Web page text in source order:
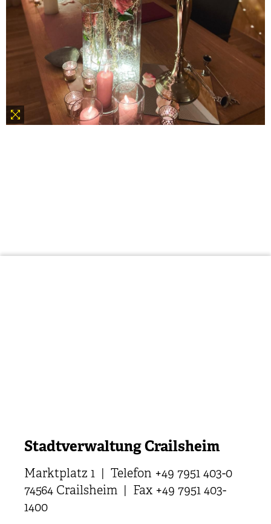
Stadtverwaltung Crailsheim
Marktplatz 1 | Telefon +49 7951 403-0
74564 Crailsheim | Fax +49 7951 403-
1400